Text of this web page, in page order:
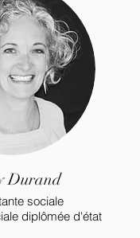
Durand
sociale
diplômée d'état